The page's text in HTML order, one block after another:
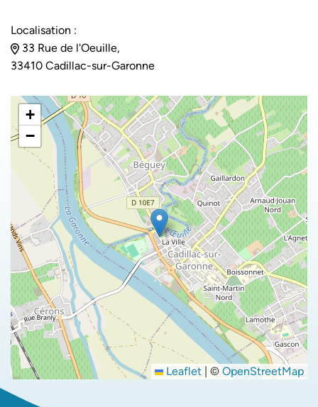
Localisation :
33 Rue de l'Oeuille,
33410 Cadillac-sur-Garonne
+
−
Leaflet | © OpenStreetMap